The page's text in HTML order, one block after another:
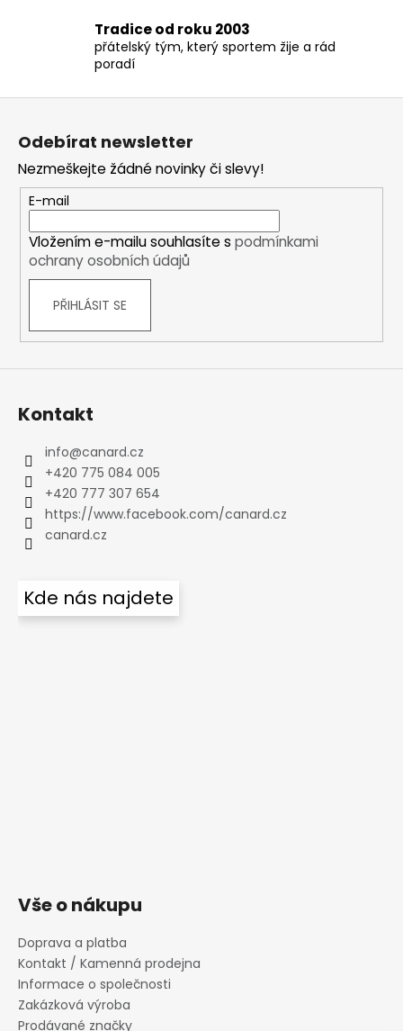
s
u
Tradice od roku 2003
přátelský tým, který sportem žije a rád
poradí
Odebírat newsletter
Nezmeškejte žádné novinky či slevy!
E-mail
Vložením e-mailu souhlasíte s podmínkami
ochrany osobních údajů
PŘIHLÁSIT SE
Kontakt
info@canard.cz
+420 775 084 005
+420 777 307 654
https://www.facebook.com/canard.cz
canard.cz
Kde nás najdete
Vše o nákupu
Doprava a platba
Kontakt / Kamenná prodejna
Informace o společnosti
Zakázková výroba
Prodávané značky